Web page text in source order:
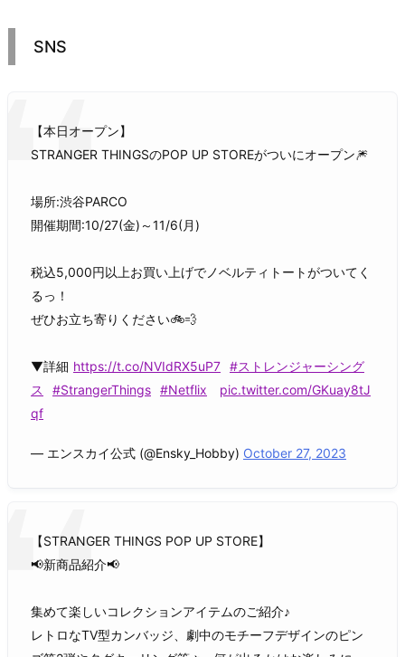
SNS
【本日オープン】
STRANGER THINGSのPOP UP STOREがついにオープン🎆
場所:渋谷PARCO
開催期間:10/27(金)～11/6(月)
税込5,000円以上お買い上げでノベルティトートがついてく
るっ！
ぜひお立ち寄りください🚲💨
▼詳細 https://t.co/NVIdRX5uP7 #ストレンジャーシング
ス
#StrangerThings #Netflix
pic.twitter.com/GKuay8tJ
qf
— エンスカイ公式 (@Ensky_Hobby) October 27, 2023
【STRANGER THINGS POP UP STORE】
📢新商品紹介📢
集めて楽しいコレクションアイテムのご紹介♪
レトロなTV型カンバッジ、劇中のモチーフデザインのピン